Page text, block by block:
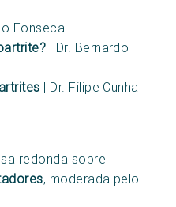
Fonseca
| Dr. Bernardo
| Dr. Filipe Cunha
redonda sobre
, moderada pelo